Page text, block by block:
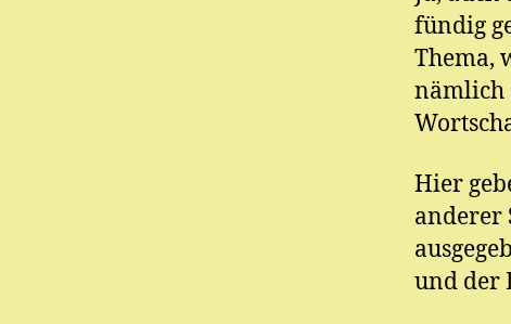
fündig
Thema,
nämlich
Hier
anderer
und der